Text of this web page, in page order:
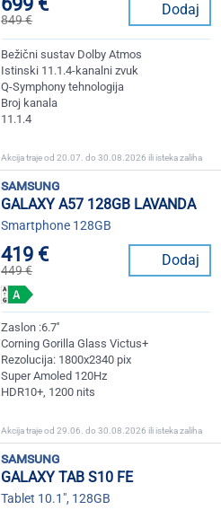
849 €
Dodaj
Bežični sustav Dolby Atmos
Istinski 11.1.4-kanalni zvuk
Q-Symphony tehnologija
Broj kanala
11.1.4
Akcija traje od 20.07. do 30.08.2026 ili isteka zaliha
samsung
GALAXY A57 128GB LAVANDA
Smartphone 128GB
419 €
449 €
Dodaj
Zaslon :6.7''
Corning Gorilla Glass Victus+
Rezolucija: 1800x2340 pix
Super Amoled 120Hz
HDR10+, 1200 nits
Akcija traje od 29.06. do 30.08.2026 ili isteka zaliha
samsung
GALAXY TAB S10 FE
Tablet 10.1", 128GB